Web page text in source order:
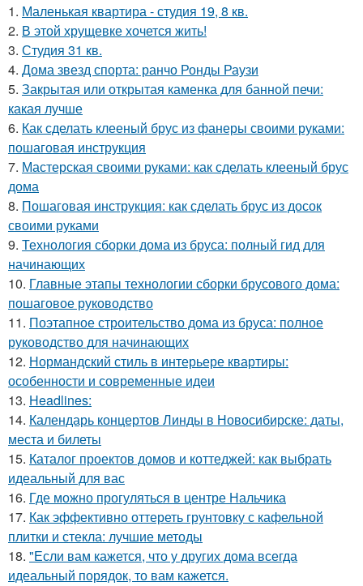
1. Маленькая квартира - студия 19, 8 кв.
2. В этой хрущевке хочется жить!
3. Студия 31 кв.
4. Дома звезд спорта: ранчо Ронды Раузи
5. Закрытая или открытая каменка для банной печи:
какая лучше
6. Как сделать клееный брус из фанеры своими руками:
пошаговая инструкция
7. Мастерская своими руками: как сделать клееный брус
дома
8. Пошаговая инструкция: как сделать брус из досок
своими руками
9. Технология сборки дома из бруса: полный гид для
начинающих
10. Главные этапы технологии сборки брусового дома:
пошаговое руководство
11. Поэтапное строительство дома из бруса: полное
руководство для начинающих
12. Нормандский стиль в интерьере квартиры:
особенности и современные идеи
13. Headlines:
14. Календарь концертов Линды в Новосибирске: даты,
места и билеты
15. Каталог проектов домов и коттеджей: как выбрать
идеальный для вас
16. Где можно прогуляться в центре Нальчика
17. Как эффективно оттереть грунтовку с кафельной
плитки и стекла: лучшие методы
18. "Если вам кажется, что у других дома всегда
идеальный порядок, то вам кажется.